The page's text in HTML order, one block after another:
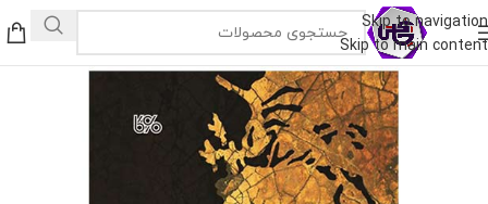
Skip to navigation
Skip to main content